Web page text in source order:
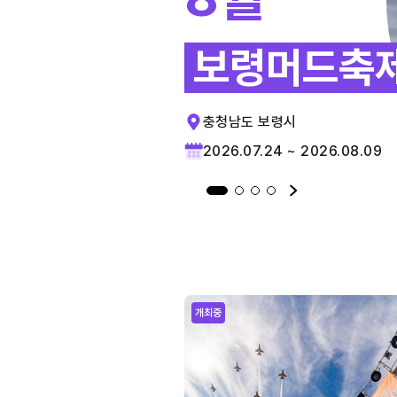
보령머드축
충청남도 보령시
2026.07.24 ~ 2026.08.09
개최중